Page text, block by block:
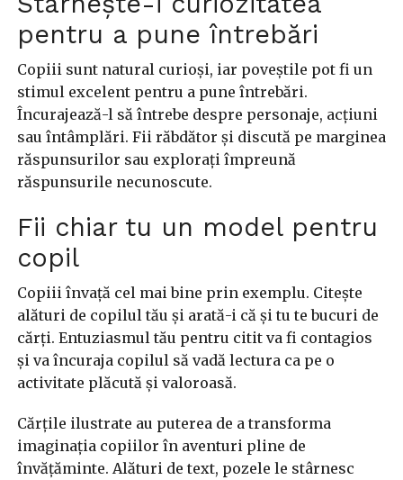
pentru a pune întrebări
Copiii sunt natural curioși, iar poveștile pot fi un
stimul excelent pentru a pune întrebări.
Încurajează-l să întrebe despre personaje, acțiuni
sau întâmplări. Fii răbdător și discută pe marginea
răspunsurilor sau explorați împreună
răspunsurile necunoscute.
Fii chiar tu un model pentru
copil
Copiii învață cel mai bine prin exemplu. Citește
alături de copilul tău și arată-i că și tu te bucuri de
cărți. Entuziasmul tău pentru citit va fi contagios
și va încuraja copilul să vadă lectura ca pe o
activitate plăcută și valoroasă.
Cărțile ilustrate au puterea de a transforma
imaginația copiilor în aventuri pline de
învățăminte. Alături de text, pozele le stârnesc